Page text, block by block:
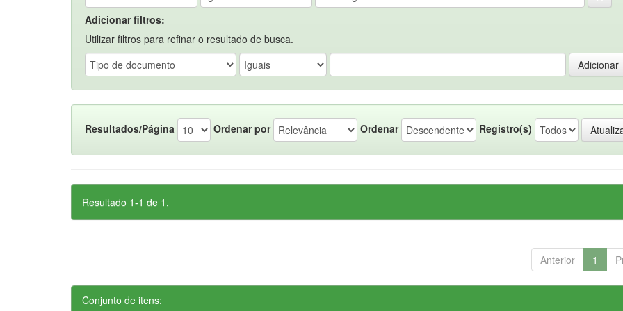
Adicionar filtros:
Utilizar filtros para refinar o resultado de busca.
Resultados/Página Ordenar por Ordenar Registro(s)
Resultado 1-1 de 1.
Anterior 1
Conjunto de itens: